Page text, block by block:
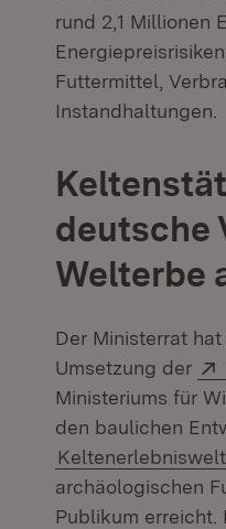
rund 2,1 Millionen
Futtermittel,
Instandhaltungen.
deutsche
Welterbe
Der Ministerrat
Umsetzung der
Ministeriums für
den baulichen
archäologischen
Publikum erreicht.